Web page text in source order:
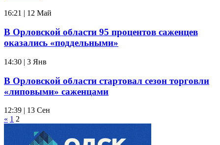
16:21 | 12 Май
В Орловской области 95 процентов саженцев
оказались «поддельными»
14:30 | 3 Янв
В Орловской области стартовал сезон торговли
«липовыми» саженцами
12:39 | 13 Сен
« 1 2